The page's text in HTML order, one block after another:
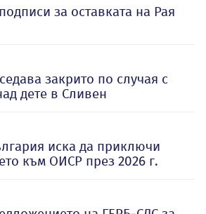
за оставката на Рая
закрито по случая с
дете в Сливен
иска да приключи
към ОИСР през 2026 г.